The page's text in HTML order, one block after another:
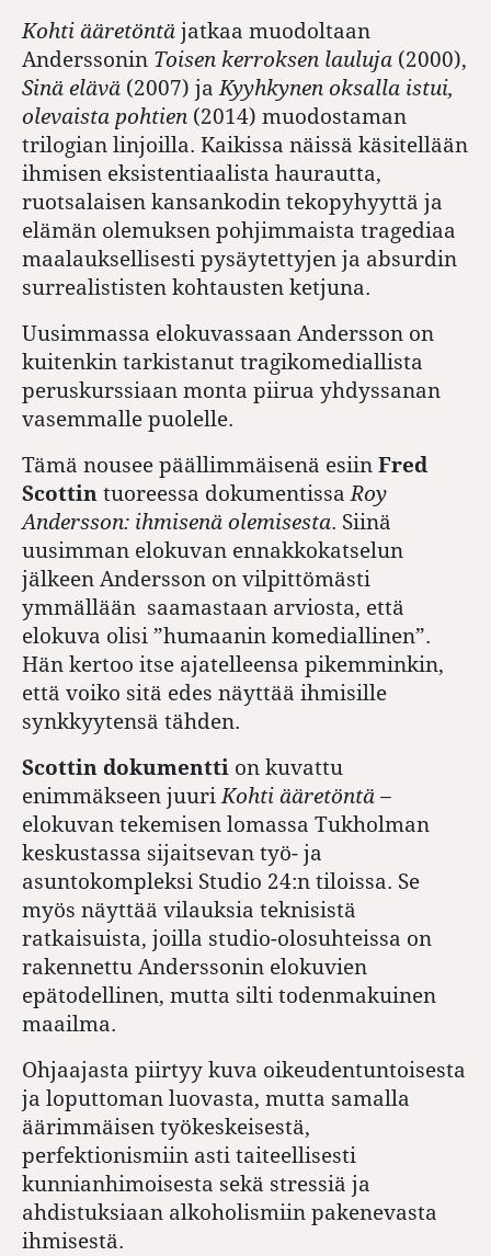
Kohti ääretöntä jatkaa muodoltaan
Anderssonin Toisen kerroksen lauluja (2000),
Sinä elävä (2007) jaKyyhkynen oksalla istui,
olevaista pohtien (2014) muodostaman
trilogian linjoilla. Kaikissa näissä käsitellään
ihmisen eksistentiaalista haurautta,
ruotsalaisen kansankodin tekopyhyyttä ja
elämän olemuksen pohjimmaista tragediaa
maalauksellisesti pysäytettyjen ja absurdin
surrealististen kohtausten ketjuna.
Uusimmassa elokuvassaan Andersson on
kuitenkin tarkistanut tragikomediallista
peruskurssiaan monta piirua yhdyssanan
vasemmalle puolelle.
Tämä nousee päällimmäisenä esiin Fred
Scottin tuoreessa dokumentissaRoy
Andersson: ihmisenä olemisesta. Siinä
uusimman elokuvan ennakkokatselun
jälkeen Andersson on vilpittömästi
ymmällään saamastaan arviosta, että
elokuva olisi ”humaanin komediallinen”.
Hän kertoo itse ajatelleensa pikemminkin,
että voiko sitä edes näyttää ihmisille
synkkyytensä tähden.
Scottin dokumentti on kuvattu
enimmäkseen juuriKohti ääretöntä –
elokuvan tekemisen lomassa Tukholman
keskustassa sijaitsevan työ- ja
asuntokompleksi Studio 24:n tiloissa. Se
myös näyttää vilauksia teknisistä
ratkaisuista, joilla studio-olosuhteissa on
rakennettu Anderssonin elokuvien
epätodellinen, mutta silti todenmakuinen
maailma.
Ohjaajasta piirtyy kuva oikeudentuntoisesta
ja loputtoman luovasta, mutta samalla
äärimmäisen työkeskeisestä,
perfektionismiin asti taiteellisesti
kunnianhimoisesta sekä stressiä ja
ahdistuksiaan alkoholismiin pakenevasta
ihmisestä.